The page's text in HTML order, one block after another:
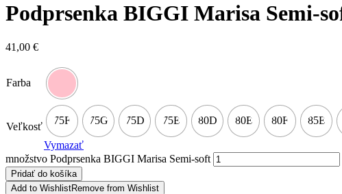
Podprsenka BIGGI Marisa Semi-
41,00 €
Farba
Veľkosť 75F 75G 75D 75E 80D 80E 80F 85E
Vymazať
množstvo Podprsenka BIGGI Marisa Semi-soft
Pridať do košíka
Add to WishlistRemove from Wishlist